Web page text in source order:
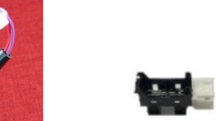
UPOREDI